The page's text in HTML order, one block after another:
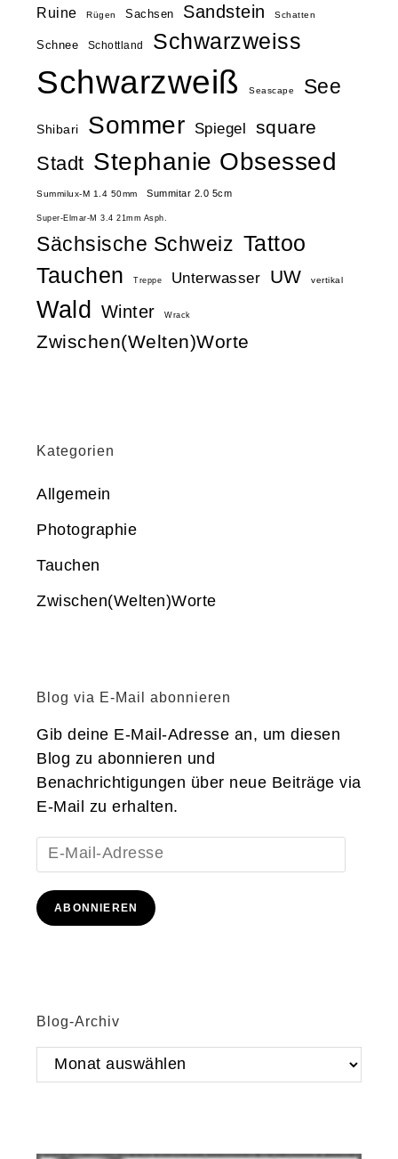
Ruine Rügen Sachsen Sandstein Schatten
Schnee Schottland Schwarzweiss
Schwarzweiß Seascape See
Shibari Sommer Spiegel square
Stadt Stephanie Obsessed
Summilux-M 1.4 50mm Summitar 2.0 5cm
Super-Elmar-M 3.4 21mm Asph.
Sächsische Schweiz Tattoo
Tauchen
Treppe Unterwasser UW vertikal
Wald Winter Wrack
Zwischen(Welten)Worte
Kategorien
Allgemein
Photographie
Tauchen
Zwischen(Welten)Worte
Blog via E-Mail abonnieren
Gib deine E-Mail-Adresse an, um diesen
Blog zu abonnieren und
Benachrichtigungen über neue Beiträge via
E-Mail zu erhalten.
E-
Mail-
Adresse
ABONNIEREN
Blog-Archiv
Blog-
Archiv